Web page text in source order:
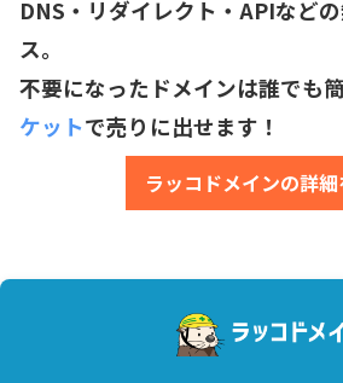
DNS・リダイレクト・APIなど
ス。
不要になったドメインは誰でも
ケットで売りに出せます！
ラッコドメインの詳細